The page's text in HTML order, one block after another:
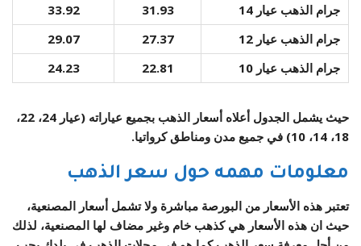
جرام الذهب عيار 14
31.93
33.92
جرام الذهب عيار 12
27.37
29.07
جرام الذهب عيار 10
22.81
24.23
حيث يشمل الجدول أعلاه أسعار الذهب بجميع عياراته (عيار 24، 22،
18، 14، 10) في جميع مدن ومناطق كرواتيا.
معلومات مهمه حول سعر الذهب
تعتبر هذه الأسعار من البورصة مباشرة ولا تشمل أسعار المصنعية،
حيث ان هذه الأسعار هي كذهب خام وغير مضاف لها المصنعية، لذلك